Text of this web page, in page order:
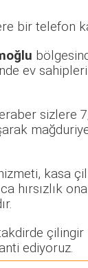
bir telefon
ev
sizlere
kasa
çilingir
ediyoruz.